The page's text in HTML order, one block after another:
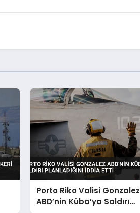
Porto Riko Valisi Gonzalez
ABD’nin Küba’ya Saldırı